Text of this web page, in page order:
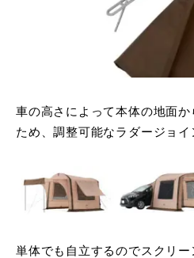
車の高さによって本体の地面
ため、調整可能なラダージョイ
単体でも自立するのでスクリ